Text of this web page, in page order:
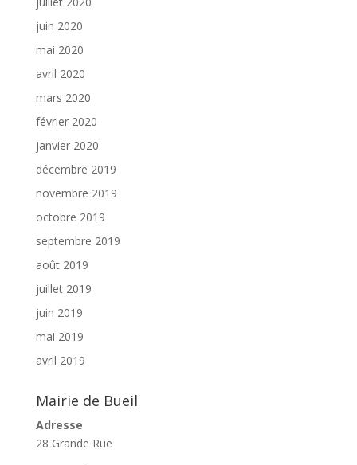
juin 2020
mai 2020
avril 2020
mars 2020
février 2020
janvier 2020
décembre 2019
novembre 2019
octobre 2019
septembre 2019
août 2019
juillet 2019
juin 2019
mai 2019
avril 2019
Mairie de Bueil
Adresse
28 Grande Rue